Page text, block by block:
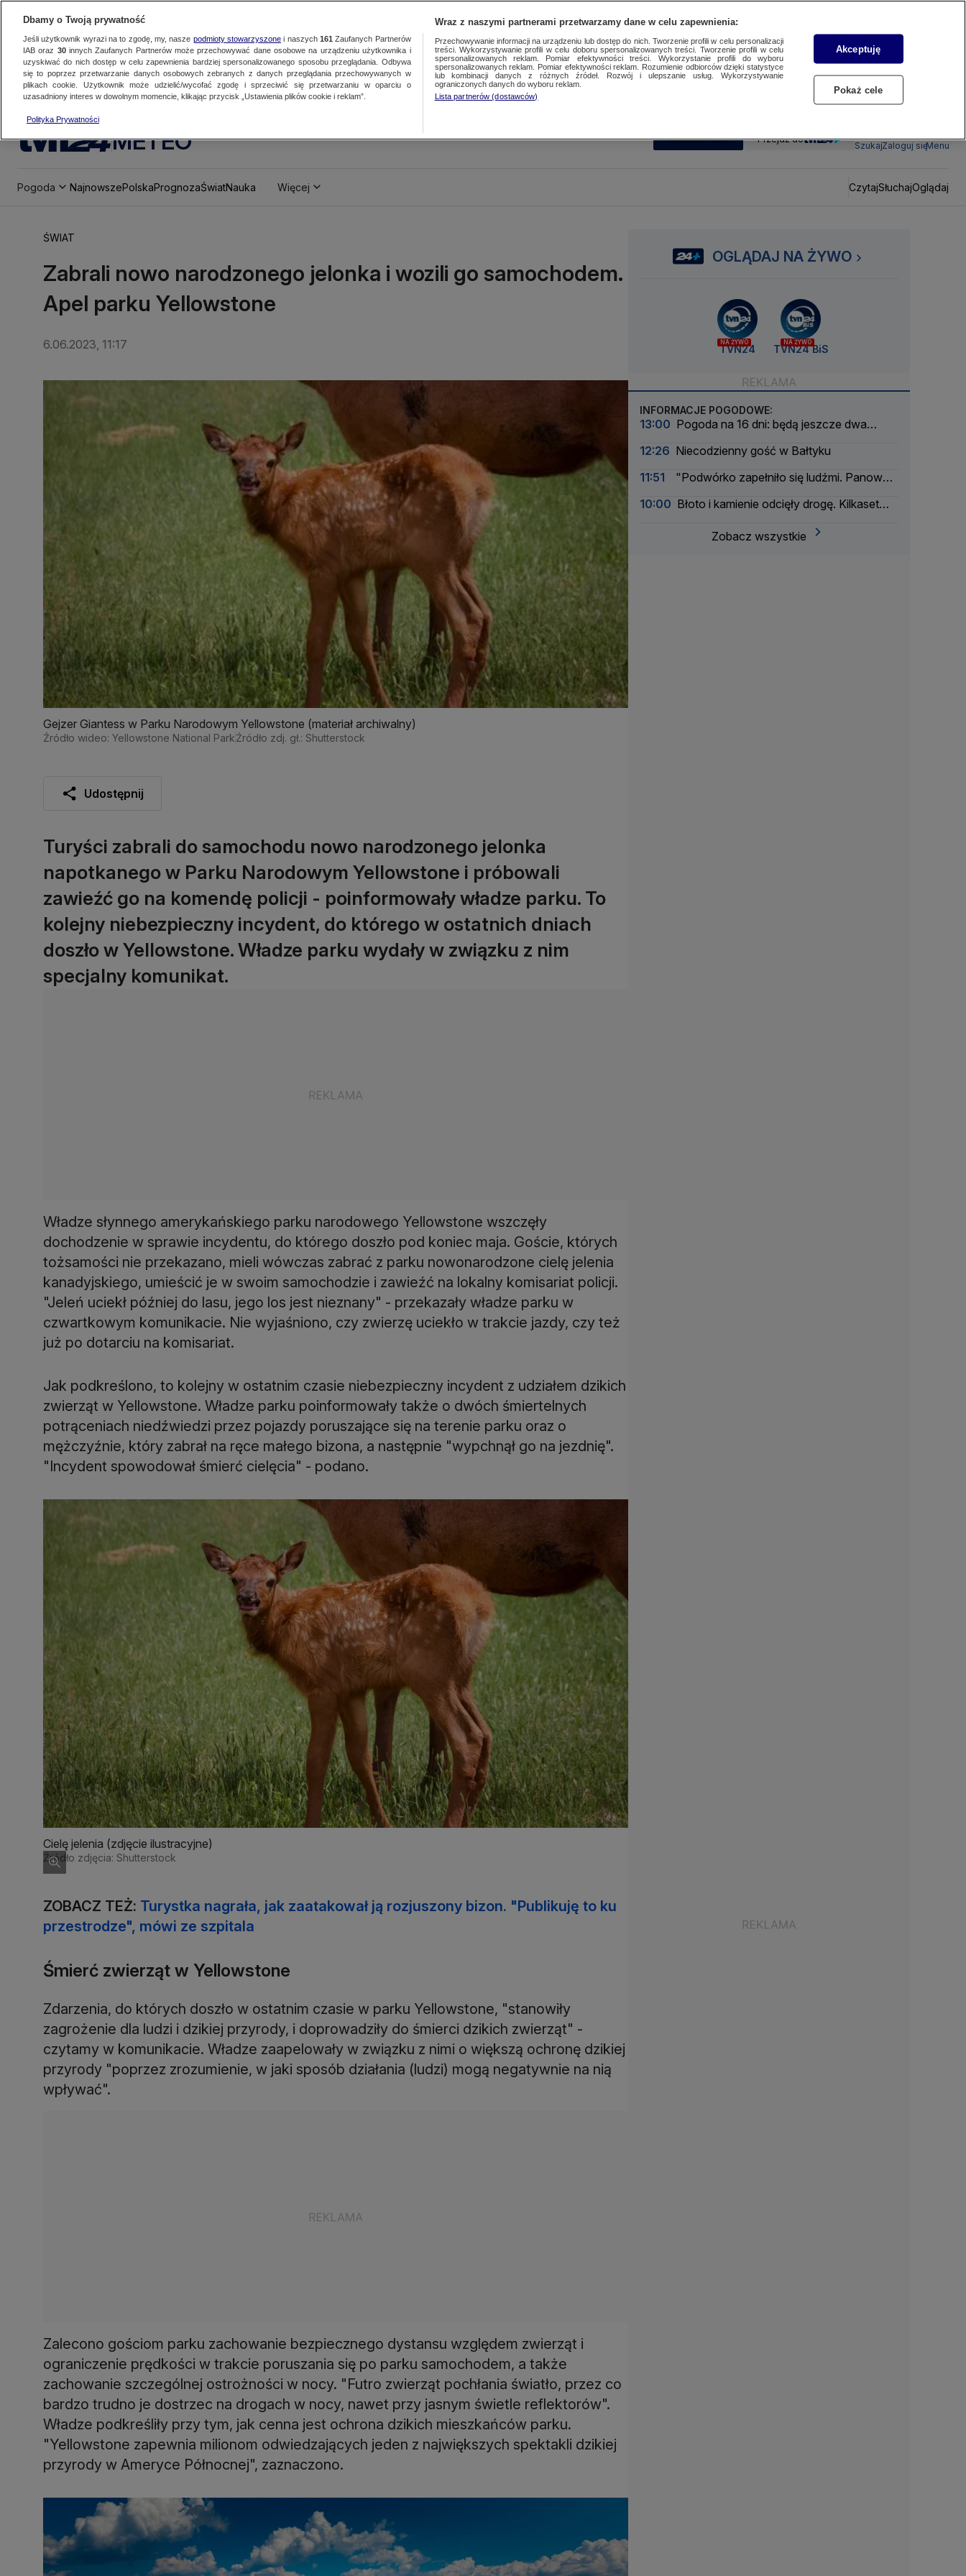
METEO SUBSKRYBUJ Przejdź do
SzukajZaloguj sięMenu
Pogoda NajnowszePolskaPrognozaŚwiatNauka Więcej CzytajSłuchajOglądaj
ŚWIAT
Zabrali nowo narodzonego jelonka i wozili go samochodem.
Apel parku Yellowstone
6.06.2023, 11:17
Gejzer Giantess w Parku Narodowym Yellowstone (materiał archiwalny)
Źródło wideo: Yellowstone National ParkŹródło zdj. gł.: Shutterstock
Udostępnij
Turyści zabrali do samochodu nowo narodzonego jelonka
napotkanego w Parku Narodowym Yellowstone i próbowali
zawieźć go na komendę policji - poinformowały władze parku. To
kolejny niebezpieczny incydent, do którego w ostatnich dniach
doszło w Yellowstone. Władze parku wydały w związku z nim
specjalny komunikat.
Władze słynnego amerykańskiego parku narodowego Yellowstone wszczęły
dochodzenie w sprawie incydentu, do którego doszło pod koniec maja. Goście, których
tożsamości nie przekazano, mieli wówczas zabrać z parku nowonarodzone cielę jelenia
kanadyjskiego, umieścić je w swoim samochodzie i zawieźć na lokalny komisariat policji.
"Jeleń uciekł później do lasu, jego los jest nieznany" - przekazały władze parku w
czwartkowym komunikacie. Nie wyjaśniono, czy zwierzę uciekło w trakcie jazdy, czy też
już po dotarciu na komisariat.
Jak podkreślono, to kolejny w ostatnim czasie niebezpieczny incydent z udziałem dzikich
zwierząt w Yellowstone. Władze parku poinformowały także o dwóch śmiertelnych
potrąceniach niedźwiedzi przez pojazdy poruszające się na terenie parku oraz o
mężczyźnie, który zabrał na ręce małego bizona, a następnie "wypchnął go na jezdnię".
"Incydent spowodował śmierć cielęcia" - podano.
Cielę jelenia (zdjęcie ilustracyjne)
Źródło zdjęcia: Shutterstock
ZOBACZ TEŻ: Turystka nagrała, jak zaatakował ją rozjuszony bizon. "Publikuję to ku
przestrodze", mówi ze szpitala
Śmierć zwierząt w Yellowstone
Zdarzenia, do których doszło w ostatnim czasie w parku Yellowstone, "stanowiły
zagrożenie dla ludzi i dzikiej przyrody, i doprowadziły do śmierci dzikich zwierząt" -
czytamy w komunikacie. Władze zaapelowały w związku z nimi o większą ochronę dzikiej
przyrody "poprzez zrozumienie, w jaki sposób działania (ludzi) mogą negatywnie na nią
wpływać".
Zalecono gościom parku zachowanie bezpiecznego dystansu względem zwierząt i
ograniczenie prędkości w trakcie poruszania się po parku samochodem, a także
zachowanie szczególnej ostrożności w nocy. "Futro zwierząt pochłania światło, przez co
bardzo trudno je dostrzec na drogach w nocy, nawet przy jasnym świetle reflektorów".
Władze podkreśliły przy tym, jak cenna jest ochrona dzikich mieszkańców parku.
"Yellowstone zapewnia milionom odwiedzających jeden z największych spektakli dzikiej
przyrody w Ameryce Północnej", zaznaczono.
OGLĄDAJ NA ŻYWO
NA ŻYWO
TVN24
NA ŻYWO
TVN24 BiS
INFORMACJE POGODOWE:
13:00 Pogoda na 16 dni: będą jeszcze dwa
12:26 Niecodzienny gość w Bałtyku
11:51
"Podwórko zapełniło się ludźmi. Panował
10:00 Błoto i kamienie odcięły drogę. Kilkaset
Zobacz wszystkie
Dbamy o Twoją prywatność
Jeśli użytkownik wyrazi na to zgodę, my, nasze podmioty stowarzyszonei naszych 161 Zaufanych Partnerów
IAB oraz 30innych Zaufanych Partnerów może przechowywać dane osobowe na urządzeniu użytkownika i
uzyskiwać do nich dostęp w celu zapewnienia bardziej spersonalizowanego sposobu przeglądania. Odbywa
się to poprzez przetwarzanie danych osobowych zebranych z danych przeglądania przechowywanych w
plikach cookie. Użytkownik może udzielić/wycofać zgodę i sprzeciwić się przetwarzaniu w oparciu o
uzasadniony interes w dowolnym momencie, klikając przycisk „Ustawienia plików cookie i reklam”.
Polityka Prywatności
Wraz z naszymi partnerami przetwarzamy dane w celu zapewnienia:
Przechowywanie informacji na urządzeniu lub dostęp do nich. Tworzenie profili w celu personalizacji
treści. Wykorzystywanie profili w celu doboru spersonalizowanych treści. Tworzenie profili w celu
spersonalizowanych reklam. Pomiar efektywności treści. Wykorzystanie profili do wyboru
spersonalizowanych reklam. Pomiar efektywności reklam. Rozumienie odbiorców dzięki statystyce
lub kombinacji danych z różnych źródeł. Rozwój i ulepszanie usług. Wykorzystywanie
ograniczonych danych do wyboru reklam.
Lista partnerów (dostawców)
Akceptuję
Pokaż cele